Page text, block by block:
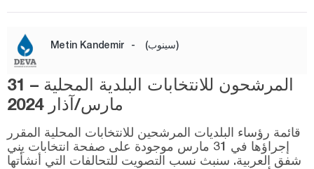
سيفاس
تكيرداغ
توكات
طرابزون
طونجالي
أوشاك
Metin Kandemir - (سينوب)
المرشحون للانتخابات البلدية المحلية – 31
مارس/آذار 2024
قائمة رؤساء البلديات المرشحين للانتخابات المحلية المقرر
إجراؤها في 31 مارس موجودة على صفحة انتخابات يني
شفق العربية. سنبث نسب التصويت للتحالفات التي أنشأتها